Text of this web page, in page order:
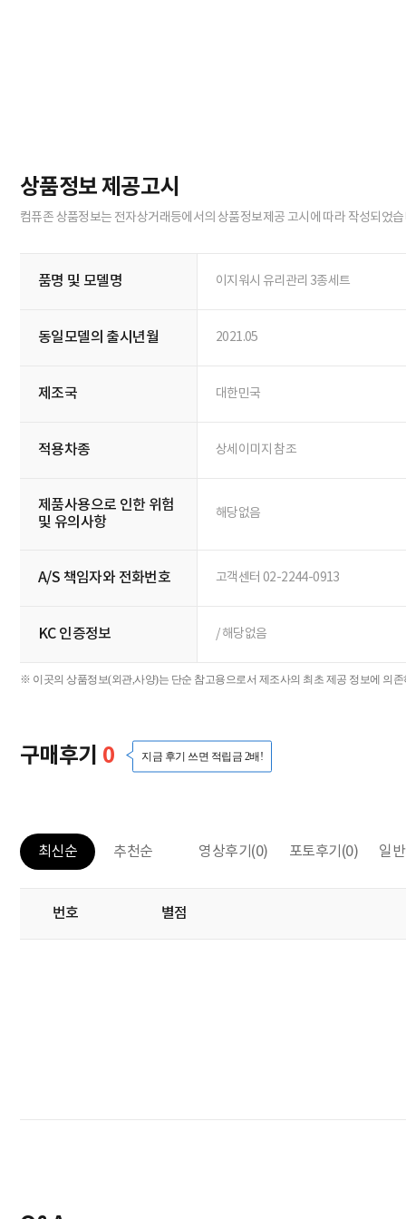
상품정보 제공고시
컴퓨존 상품정보는 전자상거래등에서의 상품정보제공 고시에 따라 작성되었습
품명 및 모델명 이지워시 유리관리 3종세트
동일모델의 출시년월 2021.05
제조국 대한민국
적용차종 상세이미지 참조
제품사용으로 인한 위험
및 유의사항
해당없음
A/S 책임자와 전화번호 고객센터 02-2244-0913
KC 인증정보 / 해당없음
※ 이곳의 상품정보(외관,사양)는 단순 참고용으로서 제조사의 최초 제공 정보에 의
구매후기 0 지금 후기 쓰면 적립금 2배!
최신순 추천순 영상후기 (0) 포토후기 (0) 일
번호 별점